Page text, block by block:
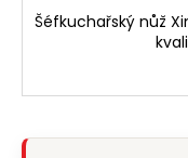
Šéfkuchařský nůž